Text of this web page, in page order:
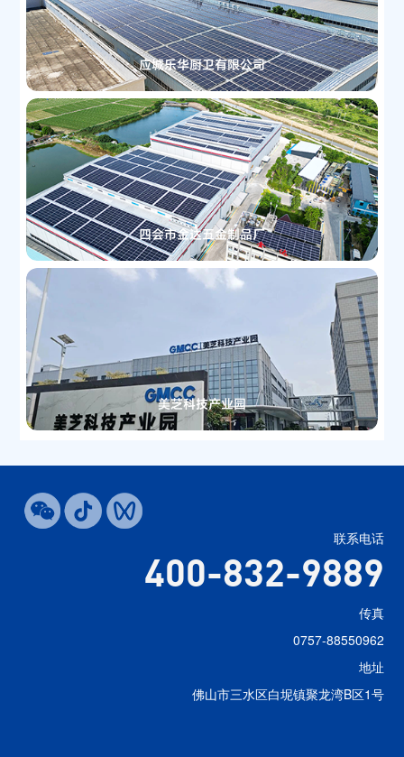
应城乐华厨卫有限公司
四会市金达五金制品厂
美芝科技产业园
联系电话
400-832-9889
传真
0757-88550962
地址
佛山市三水区白坭镇聚龙湾B区1号